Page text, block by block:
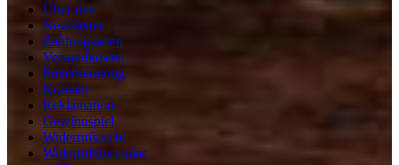
Über uns
Newsletter
Zahlungsarten
Versandkosten
Futterberatung
Kontakt
Reklamation
Gewinnspiel
Widerrufsrecht
Widerrufsformular